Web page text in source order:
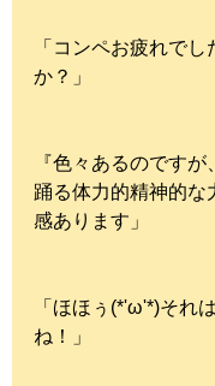
「コンペお疲れで
か？」
『色々あるのですが
踊る体力的精神的な
感あります」
「ほほぅ(*'ω'*)それ
ね！」